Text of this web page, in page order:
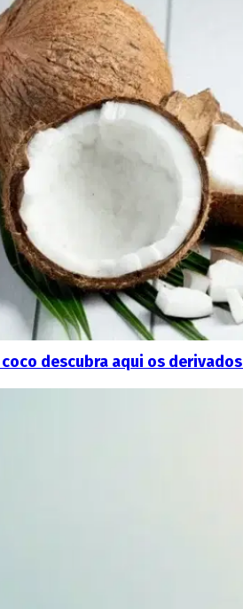
descubra aqui os